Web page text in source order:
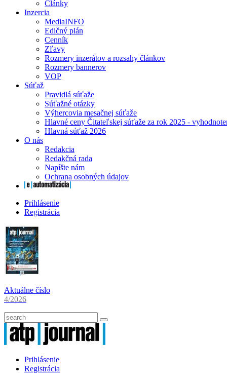
Články
Inzercia
MediaINFO
Edičný plán
Cenník
Zľavy
Rozmery inzerátov a rozsahy článkov
Rozmery bannerov
VOP
Súťaž
Pravidlá súťaže
Súťažné otázky
Výhercovia mesačnej súťaže
Hlavné ceny Čitateľskej súťaže za rok 2025 -
Hlavná súťaž 2026
O nás
Redakcia
Redakčná rada
Napíšte nám
Ochrana osobných údajov
Prihlásenie
Registrácia
Aktuálne číslo
4/2026
Prihlásenie
Registrácia